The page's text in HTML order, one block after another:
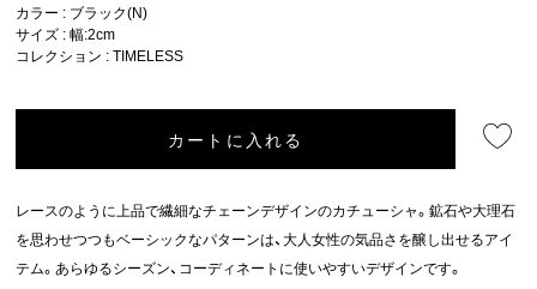
カラー : ブラック(N)
サイズ : 幅:2cm
コレクション :TIMELESS
カートに入れる
レースのように上品で繊細なチェーンデザインのカチューシャ。鉱石や大理石
を思わせつつもベーシックなパターンは、大人女性の気品さを醸し出せるアイ
テム。あらゆるシーズン、コーディネートに使いやすいデザインです。